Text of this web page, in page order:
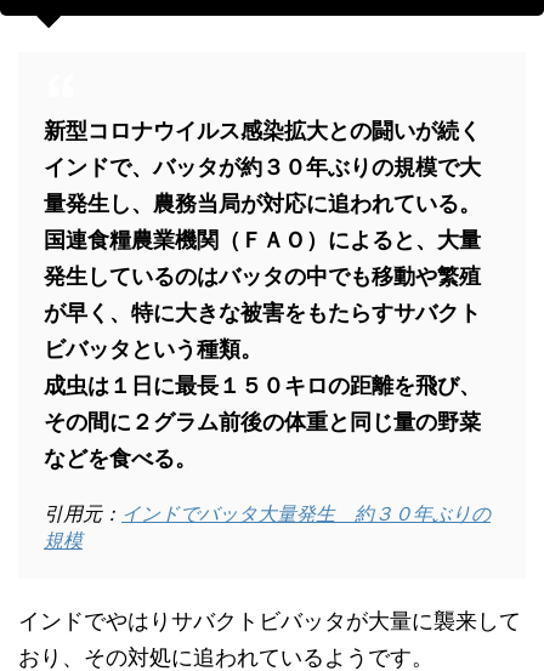
新型コロナウイルス感染拡大との闘いが続く
インドで、バッタが約３０年ぶりの規模で大
量発生し、農務当局が対応に追われている。
国連食糧農業機関（ＦＡＯ）によると、大量
発生しているのはバッタの中でも移動や繁殖
が早く、特に大きな被害をもたらすサバクト
ビバッタという種類。
成虫は１日に最長１５０キロの距離を飛び、
その間に２グラム前後の体重と同じ量の野菜
などを食べる。
引用元： インドでバッタ大量発生 約３０年ぶりの
規模
インドでやはりサバクトビバッタが大量に襲来して
おり、その対処に追われているようです。